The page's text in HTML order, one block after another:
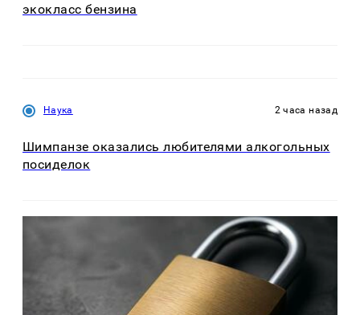
экокласс бензина
Наука 2 часа назад
Шимпанзе оказались любителями алкогольных
посиделок